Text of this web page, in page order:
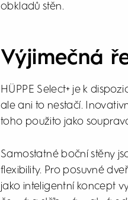
obkladů stěn.
Výjimečná
HÜPPE Select+ je k
ale ani to nestačí.
toho použito jako
Samostatné boční stěny
flexibility. Pro posuvné
jako inteligentní koncept